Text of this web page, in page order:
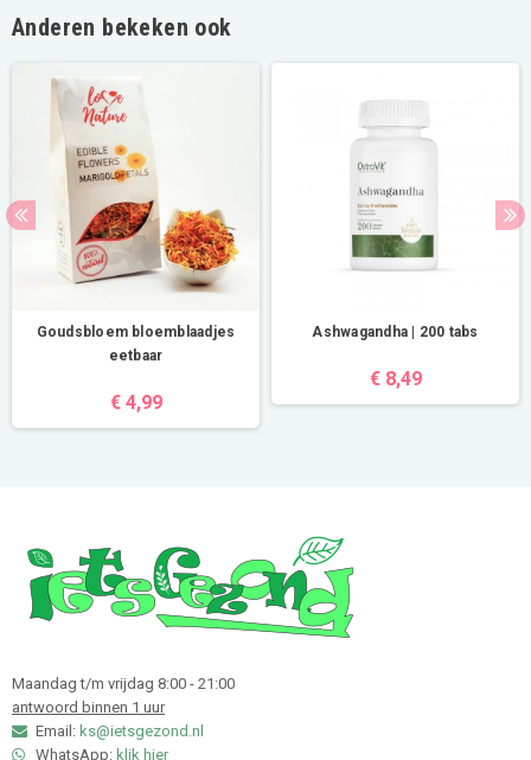
Anderen bekeken ook
Goudsbloem bloemblaadjes
eetbaar
€ 4,99
Ashwagandha | 200 tabs
€ 8,49
Maandag t/m vrijdag 8:00 - 21:00
antwoord binnen 1 uur
Email: ks@ietsgezond.nl
WhatsApp: klik hier